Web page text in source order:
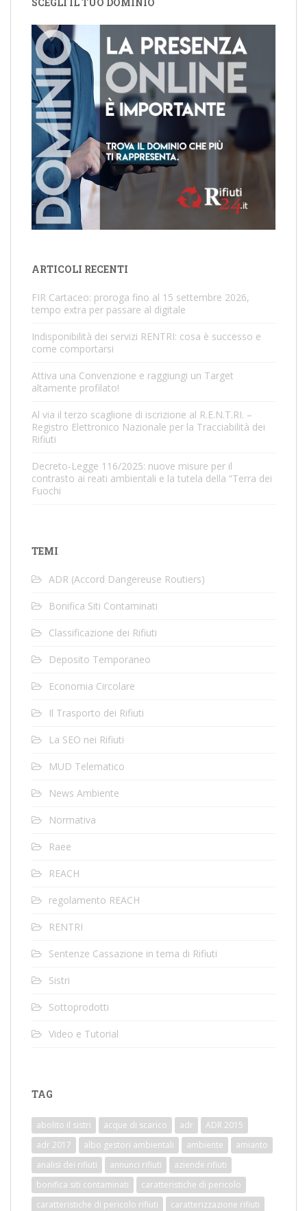
ARTICOLI RECENTI
FIR Cartaceo: proroga fino al 15 settembre 2026,
tempo extra per passare al digitale
Indisponibilità dei servizi RENTRI: cosa è successo e
come comportarsi
Attiva una Convenzione e raggiungi un Target
altamente profilato!
Al via il terzo scaglione di iscrizione al R.E.N.T.RI. –
Registro Elettronico Nazionale per la Tracciabilità dei
Rifiuti
Decreto-Legge 116/2025: nuove misure per il
contrasto ai reati ambientali e la tutela della “Terra dei
Fuochi
TEMI
ADR (Accord Dangereuse Routiers)
Bonifica Siti Contaminati
Classificazione dei Rifiuti
Deposito Temporaneo
Economia Circolare
Il Trasporto dei Rifiuti
La SEO nei Rifiuti
MUD Telematico
News Ambiente
Normativa
Raee
REACH
regolamento REACH
RENTRI
Sentenze Cassazione in tema di Rifiuti
Sistri
Sottoprodotti
Video e Tutorial
TAG
abolito il sistri acque di scarico adr
ADR 2015
adr 2017
albo gestori ambientali ambiente
amianto
analisi dei rifiuti
annunci rifiuti
aziende rifiuti
bonifica siti contaminati
caratteristiche di pericolo
caratteristiche di pericolo rifiuti
caratterizzazione rifiuti